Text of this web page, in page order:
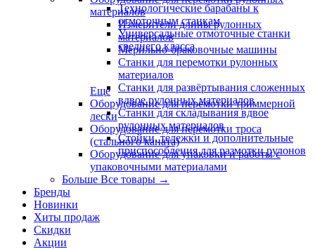
Технологические барабаны к
отмоточным станкам
Универсальные отмоточные станки
среднего класса
материалов
Измерители длины рулонных
материалов
Мерильно-браковочные машины
Станки для перемотки рулонных
материалов
Станки для развёртывания сложенных
вдвое рулонных материалов
Станки для складывания вдвое
рулонных материалов
Стойки, тележки и дополнительные
приспособления для размотки рулонов
Еще
Оборудование для перемотки триммерной
лески
Оборудование для перемотки троса
(стального каната)
Оборудование для упаковки и работы с
упаковочными материалами
Больше Все товары →
Бренды
Новинки
Хиты продаж
Скидки
Акции